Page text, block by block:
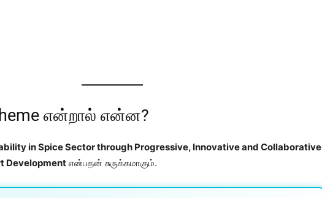
என்றால் என்ன?
in Spice Sector through Progressive, Innovative and Collaborative
Development என்பதன் சுருக்கமாகும்.